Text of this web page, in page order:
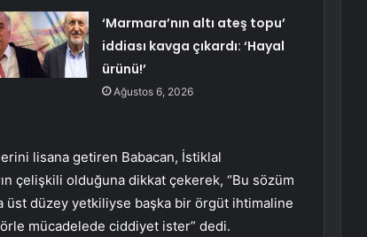
‘Marmara’nın altı ateş topu’
iddiası kavga çıkardı: ‘Hayal
ürünü!’
Ağustos 6, 2026
lisana getiren Babacan, İstiklal
çelişkili olduğuna dikkat çekerek, “Bu sözüm
üst düzey yetkiliyse başka bir örgüt ihtimaline
mücadelede ciddiyet ister” dedi.